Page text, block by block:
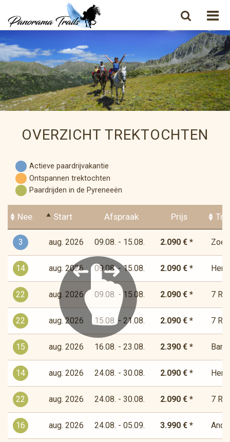
OVERZICHT TREKTOCHTEN
Actieve paardrijvakantie
Ontspannen trektochten
Paardrijden in de Pyreneeën
Nee. Start Afspraak Prijs
3 aug. 2026 09.08. - 15.08. 2.090 € *
14 aug. 2026 09.08. - 15.08. 2.090 € *
22 aug. 2026 09.08. - 15.08. 2.090 € * 7
22 aug. 2026 15.08. - 21.08. 2.090 € * 7
15 aug. 2026 16.08. - 23.08. 2.390 € *
14 aug. 2026 24.08. - 30.08. 2.090 € *
22 aug. 2026 24.08. - 30.08. 2.090 € * 7
16 aug. 2026 24.08. - 05.09. 3.990 € *